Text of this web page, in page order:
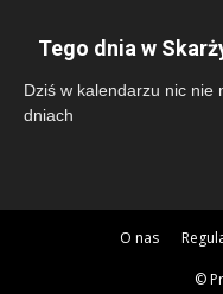
Tego dnia w
Dziś w kalendarzu nic nie
dniach
O nas
©